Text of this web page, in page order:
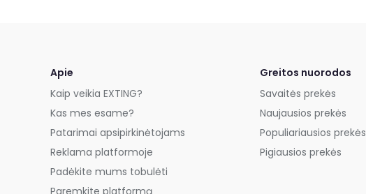
Apie
Kaip veikia EXTING?
Kas mes esame?
Patarimai apsipirkinėtojams
Reklama platformoje
Padėkite mums tobulėti
Paremkite platformą
Greitos nuorodos
Savaitės prekės
Naujausios prekės
Populiariausios prekės
Pigiausios prekės